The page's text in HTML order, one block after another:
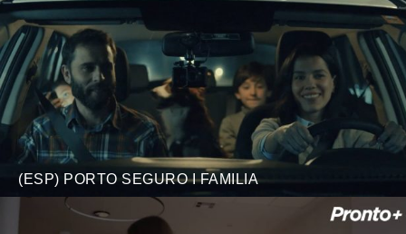
(ESP) PORTO SEGURO I FAMILIA